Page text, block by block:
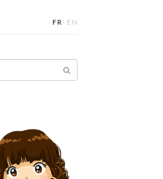
· FR · EN